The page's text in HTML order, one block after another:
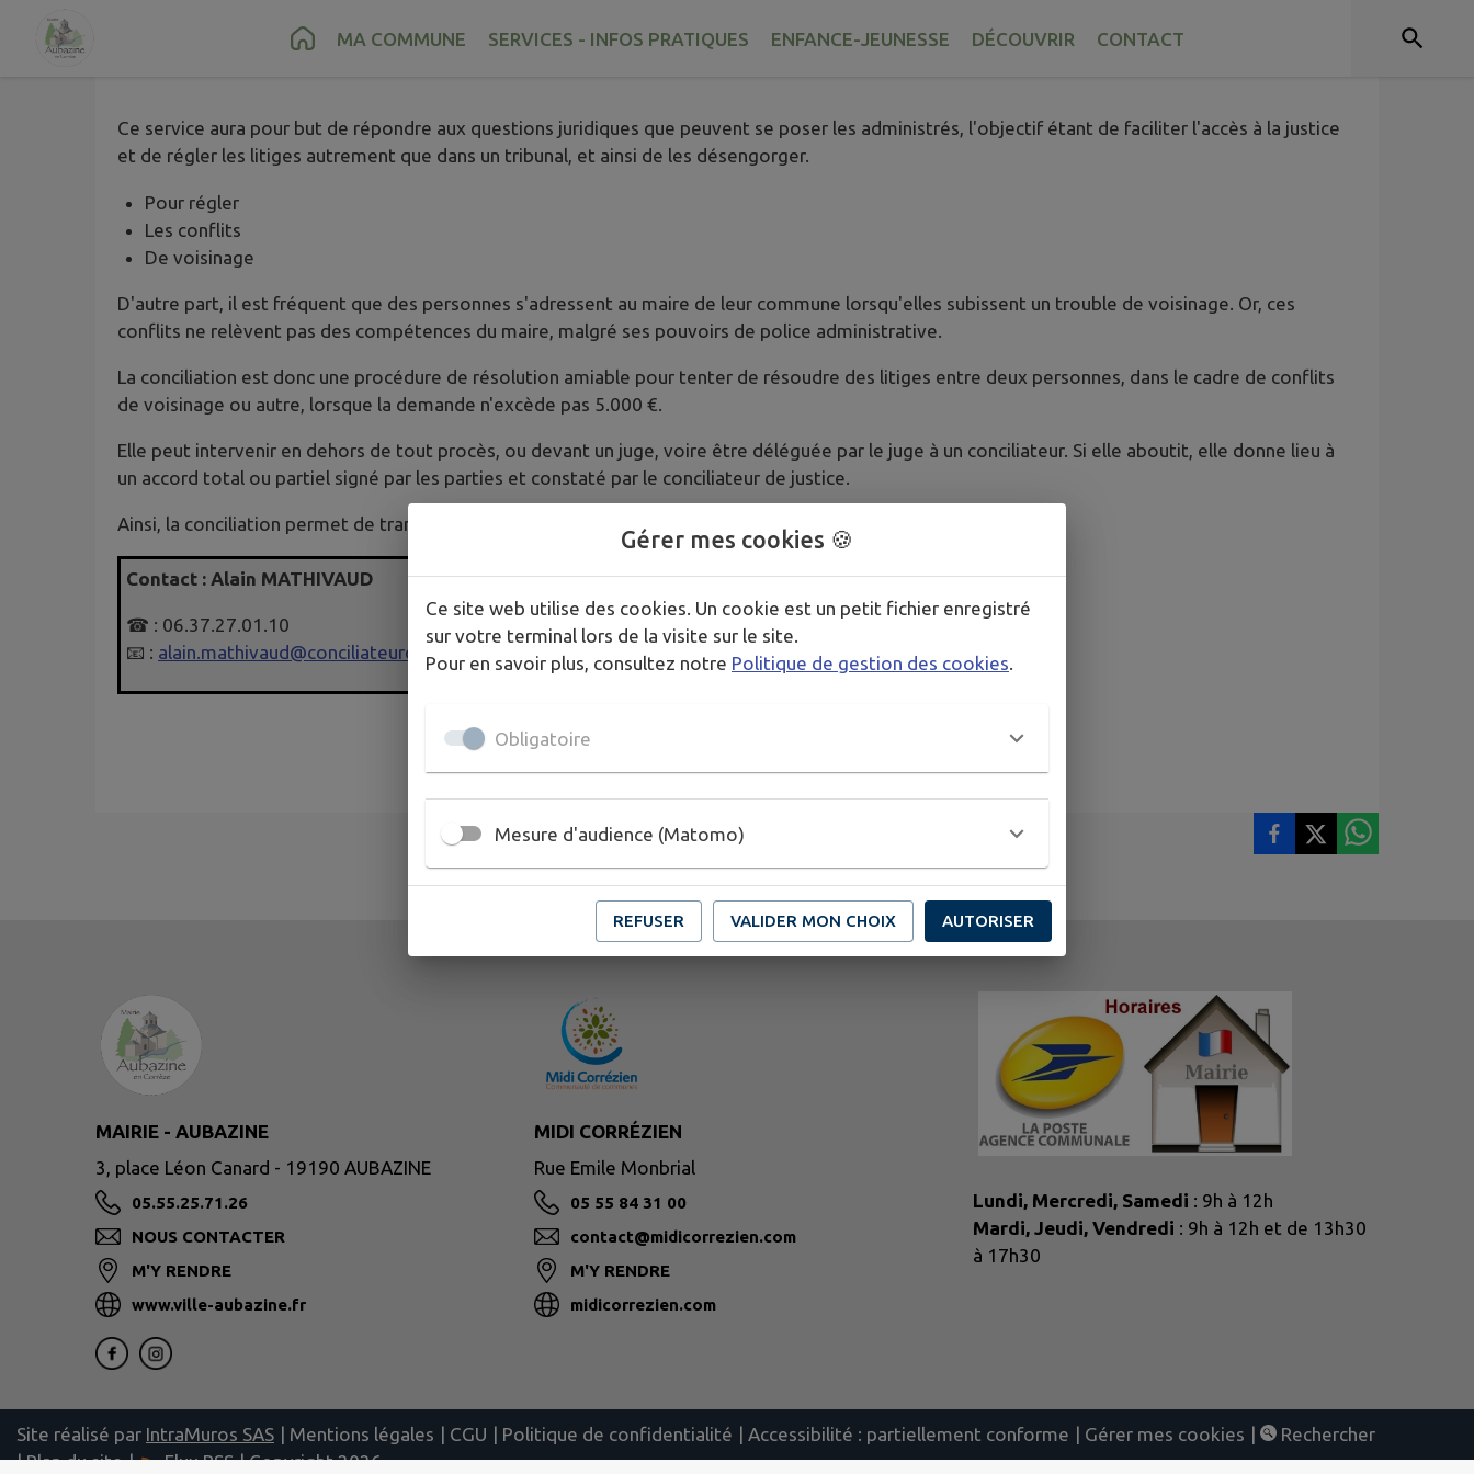
Contenu Recherche Pied de page
MA COMMUNE SERVICES - INFOS PRATIQUES ENFANCE-JEUNESSE DÉCOUVRIR CONTACT
Ce service aura pour but de répondre aux questions juridiques que peuvent se poser les administrés, l'objectif étant de faciliter l'accès à la justice
et de régler les litiges autrement que dans un tribunal, et ainsi de les désengorger.
Pour régler
Les conflits
De voisinage
D'autre part, il est fréquent que des personnes s'adressent au maire de leur commune lorsqu'elles subissent un trouble de voisinage. Or, ces
conflits ne relèvent pas des compétences du maire, malgré ses pouvoirs de police administrative.
La conciliation est donc une procédure de résolution amiable pour tenter de résoudre des litiges entre deux personnes, dans le cadre de conflits
de voisinage ou autre, lorsque la demande n'excède pas 5.000 €.
Elle peut intervenir en dehors de tout procès, ou devant un juge, voire être déléguée par le juge à un conciliateur. Si elle aboutit, elle donne lieu à
un accord total ou partiel signé par les parties et constaté par le conciliateur de justice.
Ainsi, la conciliation permet de trancher rapidement, à l'amiable, un différend civil.
Contact : Alain MATHIVAUD
☎ : 06.37.27.01.10
📧 : alain.mathivaud@conciliateurdejustice.fr
MAIRIE - AUBAZINE
3, place Léon Canard - 19190 AUBAZINE
05.55.25.71.26
NOUS CONTACTER
M'Y RENDRE
www.ville-aubazine.fr
MIDI CORRÉZIEN
Rue Emile Monbrial
05 55 84 31 00
contact@midicorrezien.com
M'Y RENDRE
midicorrezien.com
Lundi, Mercredi, Samedi : 9h à 12h
Mardi, Jeudi, Vendredi : 9h à 12h et de 13h30
à 17h30
Site réalisé par IntraMuros SAS | Mentions légales | CGU | Politique de confidentialité | Accessibilité : partiellement conforme | Gérer mes cookies |
Rechercher
|Plan du site | Flux RSS | Copyright 2026
Gérer mes cookies 🍪
Ce site web utilise des cookies. Un cookie est un petit fichier enregistré
sur votre terminal lors de la visite sur le site.
Pour en savoir plus, consultez notre Politique de gestion des cookies.
Obligatoire
Mesure d'audience (Matomo)
REFUSER VALIDER MON CHOIX AUTORISER